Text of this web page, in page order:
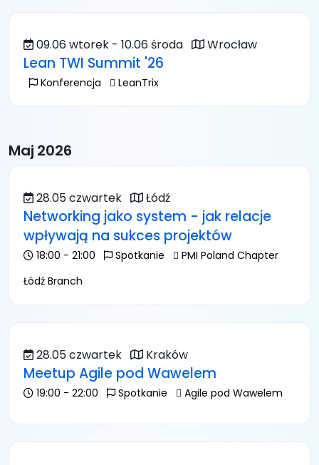
09.06 wtorek - 10.06 środa Wrocław
Lean TWI Summit '26
Konferencja LeanTrix
Maj 2026
28.05 czwartek Łódź
Networking jako system - jak relacje
wpływają na sukces projektów
18:00 - 21:00 Spotkanie
PMI Poland Chapter
Łódź Branch
28.05 czwartek Kraków
Meetup Agile pod Wawelem
19:00 - 22:00 Spotkanie Agile pod Wawelem